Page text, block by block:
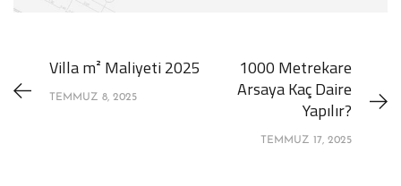
Villa m² Maliyeti 2025
TEMMUZ 8, 2025
1000 Metrekare
Arsaya Kaç Daire
Yapılır?
TEMMUZ 17, 2025